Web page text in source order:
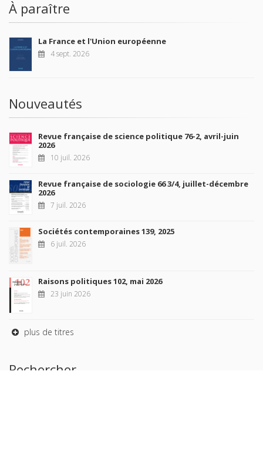
À paraître
La France et l'Union européenne
4 sept. 2026
Nouveautés
Revue française de science politique 76-2, avril-juin
2026
10 juil. 2026
Revue française de sociologie 66 3/4, juillet-décembre
2026
7 juil. 2026
Sociétés contemporaines 139, 2025
6 juil. 2026
Raisons politiques 102, mai 2026
23 juin 2026
plus de titres
Rechercher